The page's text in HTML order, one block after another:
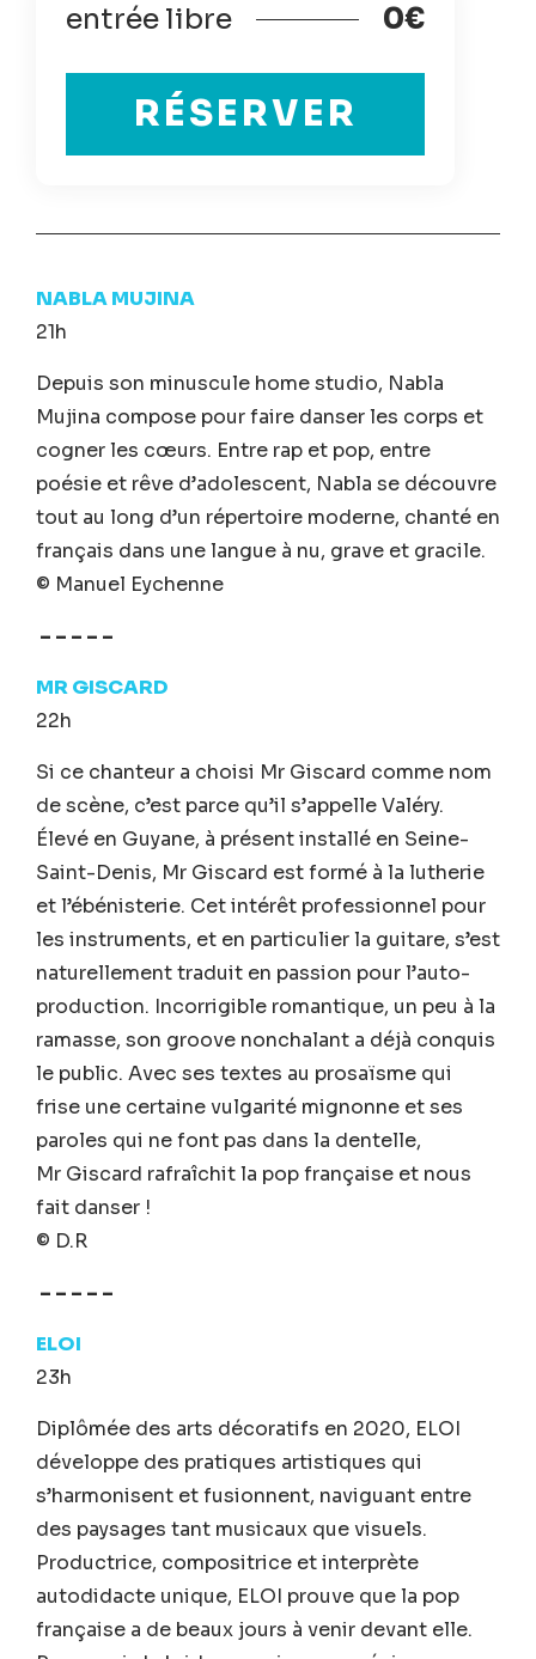
entrée libre 0€
RÉSERVER
NABLA MUJINA
21h
Depuis son minuscule home studio, Nabla
Mujina compose pour faire danser les corps et
cogner les cœurs. Entre rap et pop, entre
poésie et rêve d’adolescent, Nabla se découvre
tout au long d’un répertoire moderne, chanté en
français dans une langue à nu, grave et gracile.
© Manuel Eychenne
– – – – –
MR GISCARD
22h
Si ce chanteur a choisi Mr Giscard comme nom
de scène, c’est parce qu’il s’appelle Valéry.
Élevé en Guyane, à présent installé en Seine-
Saint-Denis, Mr Giscard est formé à la lutherie
et l’ébénisterie. Cet intérêt professionnel pour
les instruments, et en particulier la guitare, s’est
naturellement traduit en passion pour l’auto-
production. Incorrigible romantique, un peu à la
ramasse, son groove nonchalant a déjà conquis
le public. Avec ses textes au prosaïsme qui
frise une certaine vulgarité mignonne et ses
paroles qui ne font pas dans la dentelle,
Mr Giscard rafraîchit la pop française et nous
fait danser !
© D.R
– – – – –
ELOI
23h
Diplômée des arts décoratifs en 2020, ELOI
développe des pratiques artistiques qui
s’harmonisent et fusionnent, naviguant entre
des paysages tant musicaux que visuels.
Productrice, compositrice et interprète
autodidacte unique, ELOI prouve que la pop
française a de beaux jours à venir devant elle.